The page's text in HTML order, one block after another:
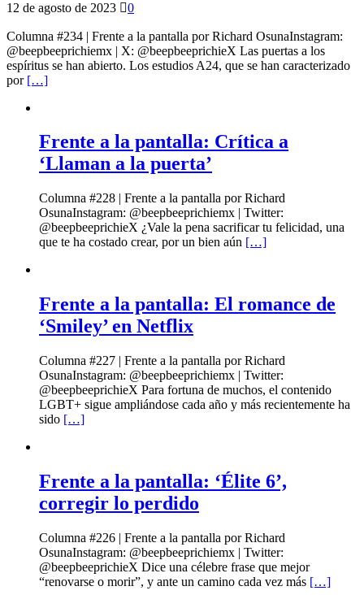
12 de agosto de 2023 0
Columna #234 | Frente a la pantalla por Richard OsunaInstagram:
@beepbeeprichiemx | X: @beepbeeprichieX Las puertas a los
espíritus se han abierto. Los estudios A24, que se han caracterizado
por […]
Frente a la pantalla: Crítica a
‘Llaman a la puerta’
Columna #228 | Frente a la pantalla por Richard
OsunaInstagram: @beepbeeprichiemx | Twitter:
@beepbeeprichieX ¿Vale la pena sacrificar tu felicidad, una
que te ha costado crear, por un bien aún […]
Frente a la pantalla: El romance de
‘Smiley’ en Netflix
Columna #227 | Frente a la pantalla por Richard
OsunaInstagram: @beepbeeprichiemx | Twitter:
@beepbeeprichieX Para fortuna de muchos, el contenido
LGBT+ sigue ampliándose cada año y más recientemente ha
sido […]
Frente a la pantalla: ‘Élite 6’,
corregir lo perdido
Columna #226 | Frente a la pantalla por Richard
OsunaInstagram: @beepbeeprichiemx | Twitter:
@beepbeeprichieX Dice una célebre frase que mejor
“renovarse o morir”, y ante un camino cada vez más […]